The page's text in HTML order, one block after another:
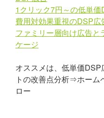
1クリック7円～の低単
費用対効果重視のDSP広
ファミリー層向け広告と
ケージ
オススメは、低単価
トの改善点分析⇒ホーム
ロー